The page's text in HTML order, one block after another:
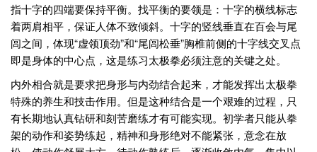
指十字的四端要保持平衡。找平衡的要领是：十字的横线标志
着两肩相平，保证人体不致倾斜。十字的竖线垂直在百会与尾
闾之间，体现“虚领顶劲”和“尾闾松垂”胸椎前侧的十字线交叉点
即是身体的中心点，这是练习太极拳必须注意的关键之处。
内外相合就是要求把身形与内劲结合起来，才能发挥出太极拳
特殊的养生和技击作用。但是这种结合是一个艰难的过程，只
有长期地认真钻研和刻苦磨练才有可能实现。初学者只能从拳
架的动作和姿势练起，精神和身形绝对不能紧张，意念在放